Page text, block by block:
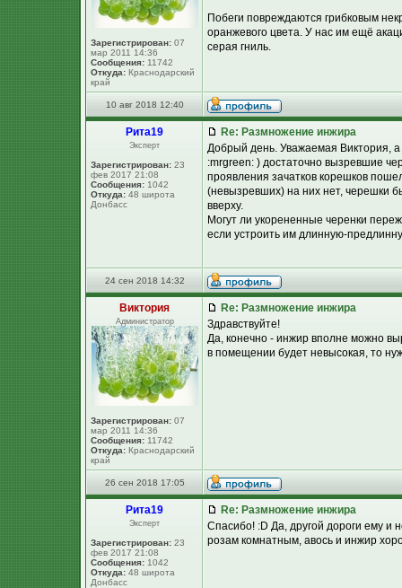
Зарегистрирован: 07
мар 2011 14:36
Сообщения: 11742
Откуда: Краснодарский
край
Побеги повреждаются грибковым
оранжевого цвета. У нас им ещё
серая гниль.
10 авг 2018 12:40
Рита19
Эксперт
Зарегистрирован: 23
фев 2017 21:08
Сообщения: 1042
Откуда: 48 широта
Донбасс
Re: Размножение инжира
Добрый день. Уважаемая Виктория, а
:mrgreen: ) достаточно вызревшие
проявления зачатков корешков
(невызревших) на них нет, черешки
вверху.
Могут ли укорененные черенки
если устроить им длинную-
24 сен 2018 14:32
Виктория
Администратор
Зарегистрирован: 07
мар 2011 14:36
Сообщения: 11742
Откуда: Краснодарский
край
Re: Размножение инжира
Здравствуйте!
Да, конечно - инжир вполне можно
в помещении будет невысокая, то
26 сен 2018 17:05
Рита19
Эксперт
Зарегистрирован: 23
фев 2017 21:08
Сообщения: 1042
Откуда: 48 широта
Донбасс
Re: Размножение инжира
Спасибо! :D Да, другой дороги ему и
розам комнатным, авось и инжир